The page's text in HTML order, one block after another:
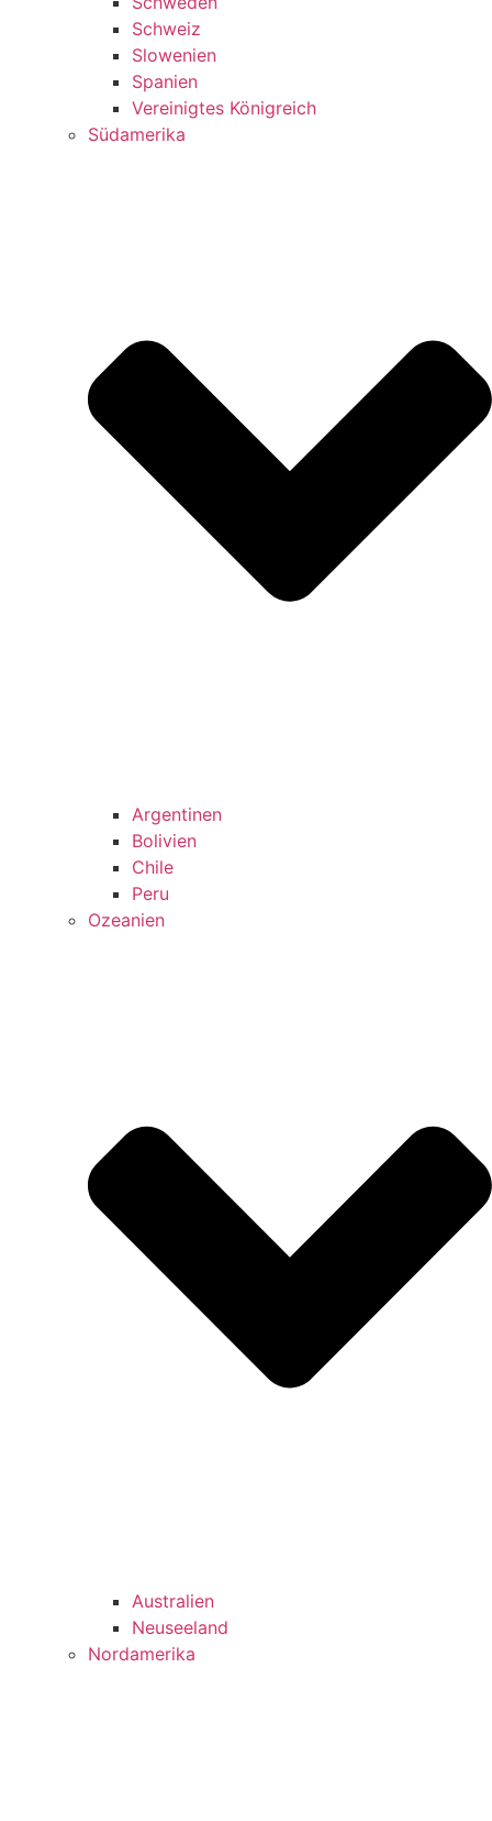
Schweiz
Slowenien
Spanien
Vereinigtes Königreich
Südamerika
Argentinen
Bolivien
Chile
Peru
Ozeanien
Australien
Neuseeland
Nordamerika